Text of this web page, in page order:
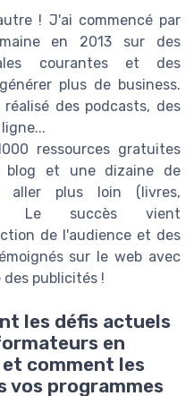
! J'ai commencé par
en 2013 sur des
courantes et des
plus de business.
des podcasts, des
ressources gratuites
blog et une dizaine de
aller plus loin (livres,
Le succès vient
de l'audience et des
sur le web avec
des publicités !
les défis actuels
en
comment les
vos programmes